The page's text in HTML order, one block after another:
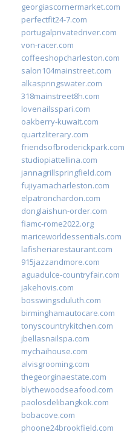
georgiascornermarket.com
perfectfit24-7.com
portugalprivatedriver.com
von-racer.com
coffeeshopcharleston.com
salon104mainstreet.com
alkaspringswater.com
318mainstreet8h.com
lovenailsspari.com
oakberry-kuwait.com
quartzliterary.com
friendsofbroderickpark.com
studiopiattellina.com
jannagrillspringfield.com
fujiyamacharleston.com
elpatronchardon.com
donglaishun-order.com
fiamc-rome2022.org
mariceworldessentials.com
lafisheriarestaurant.com
915jazzandmore.com
aguadulce-countryfair.com
jakehovis.com
bosswingsduluth.com
birminghamautocare.com
tonyscountrykitchen.com
jbellasnailspa.com
mychaihouse.com
alvisgrooming.com
thegeorginaestate.com
blythewoodseafood.com
paolosdelibangkok.com
bobacove.com
phoone24brookfield.com